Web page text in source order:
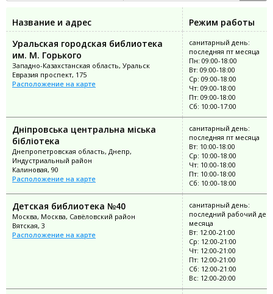
Название и адрес
Режим работы
Уральская городская библиотека
им. М. Горького
Западно-Казахстанская область, Уральск
Евразия проспект, 175
Расположение на карте
санитарный день:
последняя пт месяца
Пн: 09:00-18:00
Вт: 09:00-18:00
Ср: 09:00-18:00
Чт: 09:00-18:00
Пт: 09:00-18:00
Сб: 10:00-17:00
Дніпровська центральна міська
бібліотека
Днепропетровская область, Днепр,
Индустриальный район
Калиновая, 90
Расположение на карте
санитарный день:
последняя пт месяца
Вт: 10:00-18:00
Ср: 10:00-18:00
Чт: 10:00-18:00
Пт: 10:00-18:00
Сб: 10:00-18:00
Детская библиотека №40
Москва, Москва, Савёловский район
Вятская, 3
Расположение на карте
санитарный день:
последний рабочий
месяца
Вт: 12:00-21:00
Ср: 12:00-21:00
Чт: 12:00-21:00
Пт: 12:00-21:00
Сб: 12:00-21:00
Вс: 12:00-20:00